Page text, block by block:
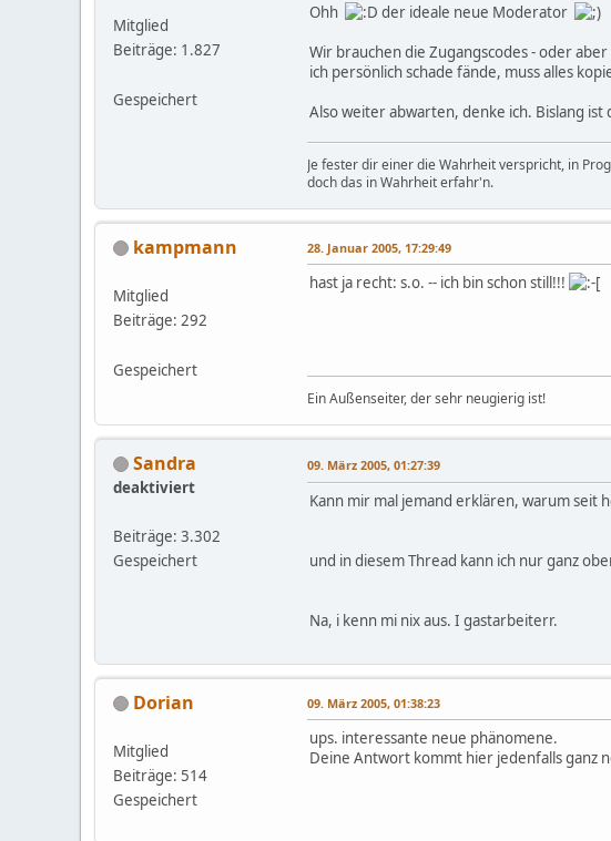
Mitglied
Beiträge: 1.827
Gespeichert
Ohh
der ideale neue Moderator
Wir brauchen die Zugangscodes - oder
ich persönlich schade fände, muss alles
Also weiter abwarten, denke ich. Bislang ist
Je fester dir einer die Wahrheit verspricht, in
doch das in Wahrheit erfahr'n.
kampmann
Mitglied
Beiträge: 292
Gespeichert
28. Januar 2005, 17:29:49
hast ja recht: s.o. -- ich bin schon still!!!
Ein Außenseiter, der sehr neugierig ist!
Sandra
deaktiviert
Beiträge: 3.302
Gespeichert
09. März 2005, 01:27:39
Kann mir mal jemand erklären, warum seit
und in diesem Thread kann ich nur ganz
Na, i kenn mi nix aus. I gastarbeiterr.
Dorian
Mitglied
Beiträge: 514
Gespeichert
09. März 2005, 01:38:23
ups. interessante neue phänomene.
Deine Antwort kommt hier jedenfalls ganz